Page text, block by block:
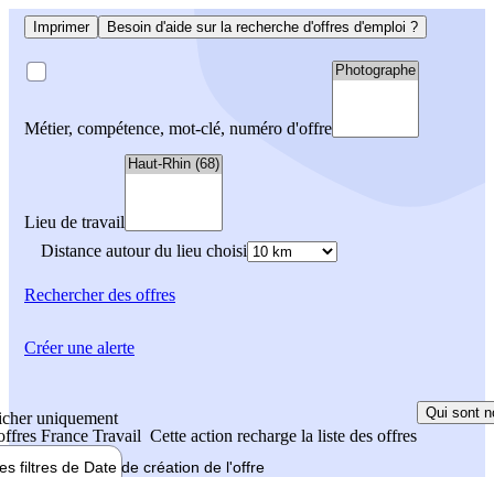
Imprimer Besoin d'aide sur la recherche d'offres d'emploi ?
Métier, compétence, mot-clé, numéro d'offre
Lieu de travail
Distance autour du lieu choisi
Rechercherdes offres
uniquement
France Travail Cette action recharge la liste des offres
Qui sont
filtres de Date de création de l'offre
Créer une alerte